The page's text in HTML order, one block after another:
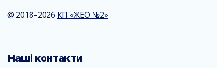
@ 2018–2026 КП «ЖЕО №2»
Наші контакти